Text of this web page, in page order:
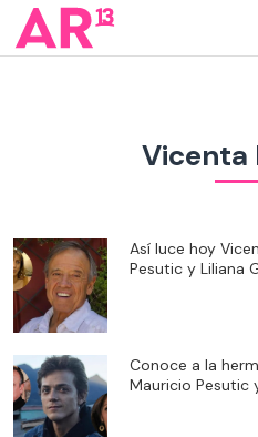
Vicenta
Así luce hoy
Pesutic y Liliana
Conoce a la
Mauricio Pesutic